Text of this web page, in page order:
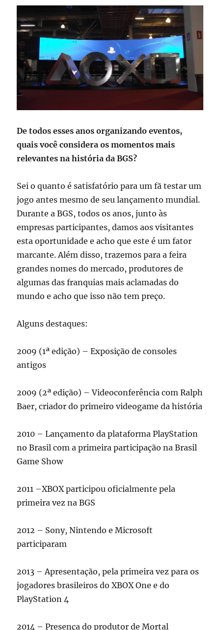
De todos esses anos organizando eventos,
quais você considera os momentos mais
relevantes na história da BGS?
Sei o quanto é satisfatório para um fã testar um
jogo antes mesmo de seu lançamento mundial.
Durante a BGS, todos os anos, junto às
empresas participantes, damos aos visitantes
esta oportunidade e acho que este é um fator
marcante. Além disso, trazemos para a feira
grandes nomes do mercado, produtores de
algumas das franquias mais aclamadas do
mundo e acho que isso não tem preço.
Alguns destaques:
2009 (1ª edição) – Exposição de consoles
antigos
2009 (2ª edição) – Videoconferência com Ralph
Baer, criador do primeiro videogame da história
2010 – Lançamento da plataforma PlayStation
no Brasil com a primeira participação na Brasil
Game Show
2011 –XBOX participou oficialmente pela
primeira vez na BGS
2012 – Sony, Nintendo e Microsoft
participaram
2013 – Apresentação, pela primeira vez para os
jogadores brasileiros do XBOX One e do
PlayStation 4
2014 – Presença do produtor de Mortal